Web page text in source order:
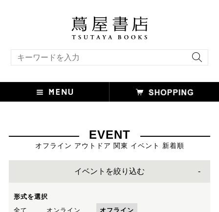
EVENT
オフライン アウトドア 関東 イベント 新着順
イベントを絞り込む
形式を選択
全て
オンライン オフライン